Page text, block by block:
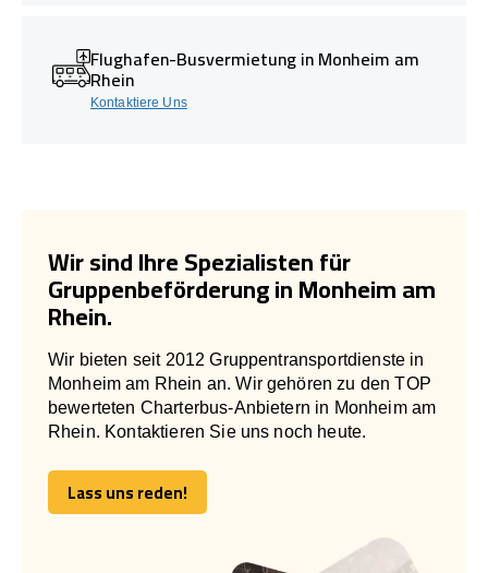
Flughafen-Busvermietung in Monheim am
Rhein
Kontaktiere Uns
Wir sind Ihre Spezialisten für
Gruppenbeförderung in Monheim am
Rhein.
Wir bieten seit 2012 Gruppentransportdienste in
Monheim am Rhein an. Wir gehören zu den TOP
bewerteten Charterbus-Anbietern in Monheim am
Rhein. Kontaktieren Sie uns noch heute.
Lass uns reden!
Lass uns reden!